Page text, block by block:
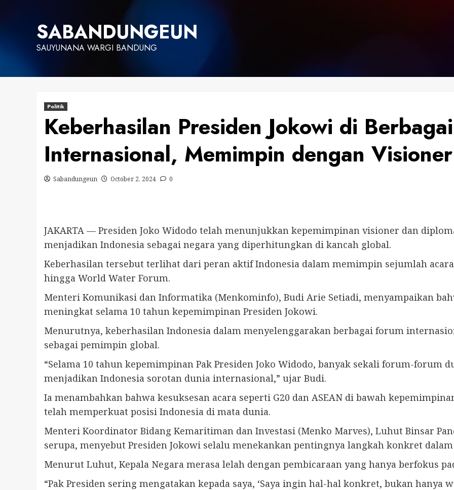
SABANDUNGEUN
SAUYUNANA WARGI BANDUNG
Politik
Keberhasilan Presiden Jokowi di
Internasional, Memimpin dengan
Sabandungeun October 2, 2024 0
JAKARTA — Presiden Joko Widodo telah menunjukkan kepemimpinan visioner dan
menjadikan Indonesia sebagai negara yang diperhitungkan di kancah global.
Keberhasilan tersebut terlihat dari peran aktif Indonesia dalam memimpin sejumlah acara
hingga World Water Forum.
Menteri Komunikasi dan Informatika (Menkominfo), Budi Arie Setiadi, menyampaikan
meningkat selama 10 tahun kepemimpinan Presiden Jokowi.
Menurutnya, keberhasilan Indonesia dalam menyelenggarakan berbagai forum
sebagai pemimpin global.
“Selama 10 tahun kepemimpinan Pak Presiden Joko Widodo, banyak sekali forum-forum
menjadikan Indonesia sorotan dunia internasional,” ujar Budi.
Ia menambahkan bahwa kesuksesan acara seperti G20 dan ASEAN di bawah
telah memperkuat posisi Indonesia di mata dunia.
Menteri Koordinator Bidang Kemaritiman dan Investasi (Menko Marves), Luhut Binsar
serupa, menyebut Presiden Jokowi selalu menekankan pentingnya langkah konkret
Menurut Luhut, Kepala Negara merasa lelah dengan pembicaraan yang hanya berfokus
“Pak Presiden sering mengatakan kepada saya, ‘Saya ingin hal-hal konkret, bukan hanya